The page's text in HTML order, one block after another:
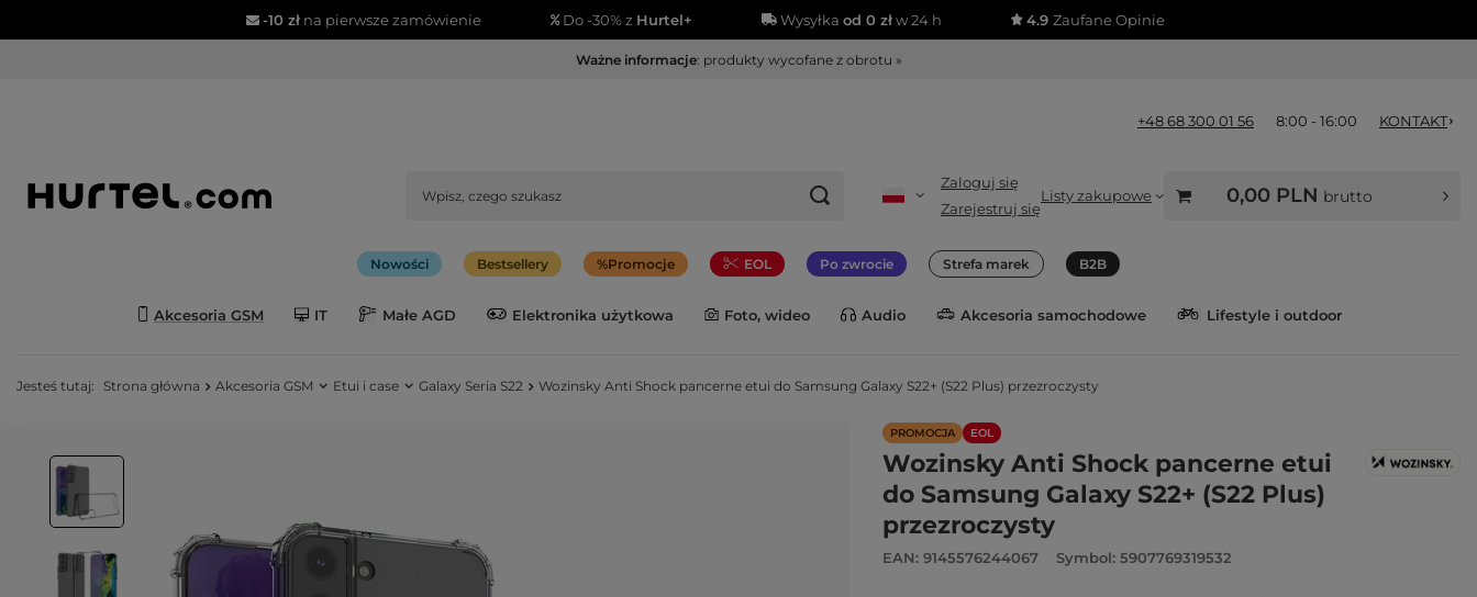
-10 złna pierwsze zamówienie Do -30% z Hurtel+ Wysyłka od 0 złw 24 h 4.9Zaufane Opinie
Ważne informacje: produkty wycofane z obrotu »
+48 68 300 01 56 8:00 - 16:00 KONTAKT
Zaloguj się
Zarejestruj się
Listy zakupowe 0,00 PLN brutto
Nowości Bestsellery Promocje EOL Po zwrocie Strefa marek B2B
Akcesoria GSM IT Małe AGD Elektronika użytkowa Foto, wideo Audio Akcesoria samochodowe Lifestyle i outdoor
Jesteś tutaj: Strona główna Akcesoria GSM Etui i case Galaxy Seria S22 Wozinsky Anti Shock pancerne etui do Samsung Galaxy S22+ (S22 Plus) przezroczysty
PROMOCJA EOL
Wozinsky Anti Shock pancerne etui
do Samsung Galaxy S22+ (S22 Plus)
przezroczysty
EAN: 9145576244067 Symbol: 5907769319532